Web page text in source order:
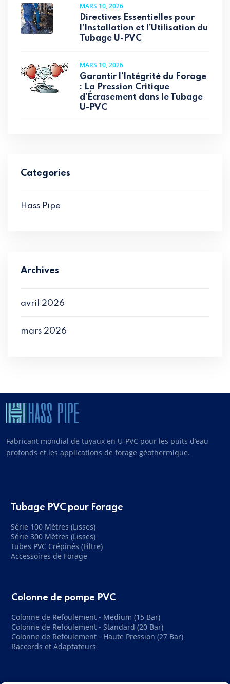
MARS 10, 2026
Directives Essentielles pour
l’Installation et l’Utilisation du
Tubage U-PVC
MARS 10, 2026
Garantir l’Intégrité du Forage
: La Pression Critique
d’Écrasement dans le Tubage
U-PVC
Categories
Hass Pipe
Archives
avril 2026
mars 2026
Fabricant mondial de tuyaux en U-PVC pour les puits d’eau
profonds et les applications de forage géothermique.
Tubage PVC pour Forage
Série 100 Mètres (Lisses)
Série 300 Mètres (Lisses)
Tubes PVC Crépinés (Filtre)
Accessoires de Forage
Colonne de pompe PVC
Colonne de Refoulement - Medium (15 Bar)
Colonne de Refoulement - Standard (20 Bar)
Colonne de Refoulement - Haute Pression (27 Bar)
Raccords et Adaptateurs